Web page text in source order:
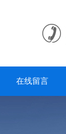
在线留言